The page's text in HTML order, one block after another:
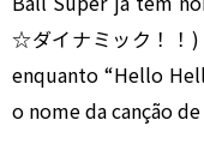
☆ダイナミック！！)
enquanto “Hello
o nome da canção